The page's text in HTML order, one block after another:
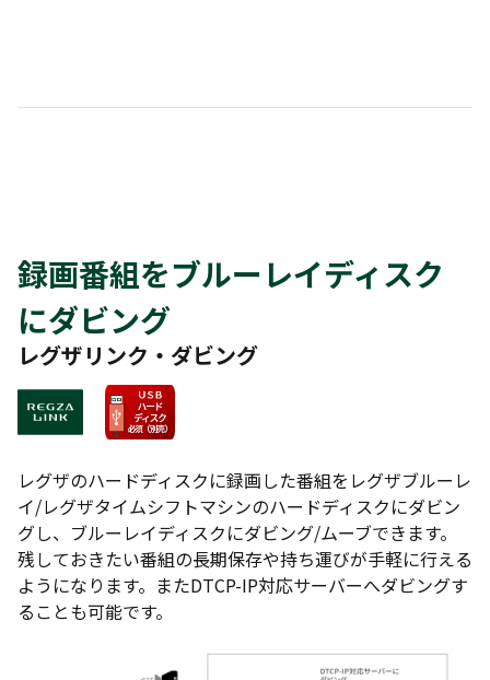
録画番組をブルーレイディスク
にダビング
レグザリンク・ダビング
レグザのハードディスクに録画した番組をレグザブルーレ
イ/レグザタイムシフトマシンのハードディスクにダビン
グし、ブルーレイディスクにダビング/ムーブできます。
残しておきたい番組の長期保存や持ち運びが手軽に行える
ようになります。またDTCP-IP対応サーバーへダビングす
ることも可能です。